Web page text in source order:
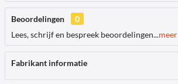
Beoordelingen
0
Lees, schrijf en bespreek beoordelingen...meer
Fabrikant informatie